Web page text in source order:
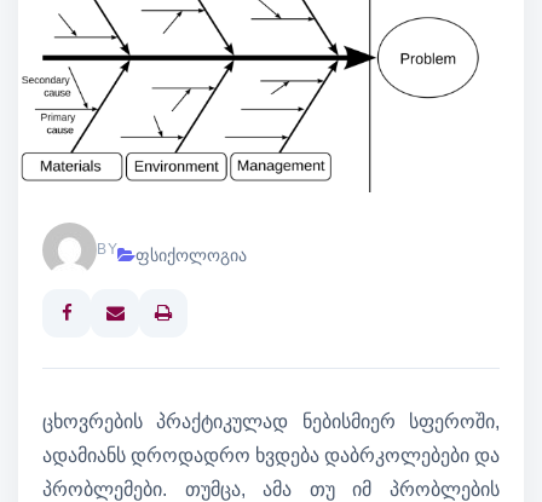
BY ფსიქოლოგია
Print
ცხოვრების პრაქტიკულად ნებისმიერ სფეროში,
ადამიანს დროდადრო ხვდება დაბრკოლებები და
პრობლემები. თუმცა, ამა თუ იმ პრობლების